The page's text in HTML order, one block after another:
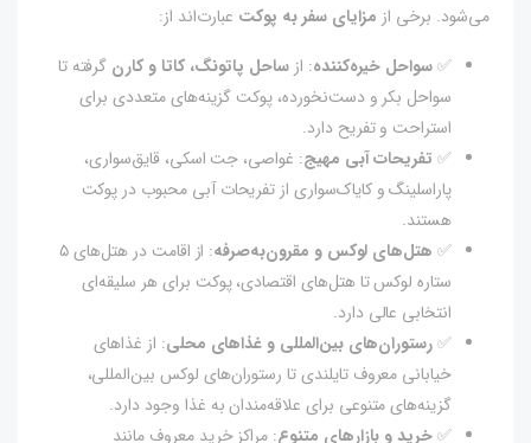
می‌شود. برخی از مزایای سفر به پوکت عبارت‌اند از:
✅سواحل خیره‌کننده: از ساحل پاتونگ، کاتا و کارن گرفته تا
سواحل بکر و دست‌نخورده، پوکت گزینه‌های متعددی برای
استراحت و تفریح دارد.
✅ تفریحات آبی مهیج: غواصی، جت اسکی، قایق‌سواری،
پاراسلینگ و کایاک‌سواری از تفریحات آبی محبوب در پوکت
هستند.
✅ هتل‌های لوکس و مقرون‌به‌صرفه
: از اقامت در هتل‌های ۵
ستاره لوکس تا هتل‌های اقتصادی، پوکت برای هر سلیقه‌ای
انتخابی عالی دارد.
✅رستوران‌های بین‌المللی و غذاهای محلی: از غذاهای
خیابانی معروف تایلندی تا رستوران‌های لوکس بین‌المللی،
گزینه‌های متنوعی برای علاقه‌مندان به غذا وجود دارد.
✅خرید و بازارهای متنوع: مراکز خرید معروف مانند